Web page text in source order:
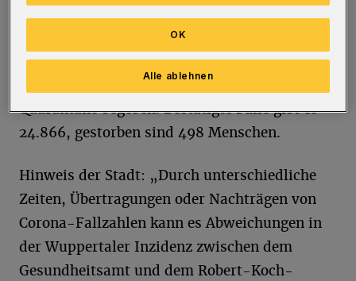
Haushaltsangehörige sowie 27 sonstige
Kontaktpersonen der Kategorie 1. 632
Menschen haben sich in freiwillige
Quarantäne begeben. Bestätigte Fälle gibt es
24.866, gestorben sind 498 Menschen.
Hinweis der Stadt: „Durch unterschiedliche
Zeiten, Übertragungen oder Nachträgen von
Corona-Fallzahlen kann es Abweichungen in
der Wuppertaler Inzidenz zwischen dem
Gesundheitsamt und dem Robert-Koch-
Alle ablehnen
OK